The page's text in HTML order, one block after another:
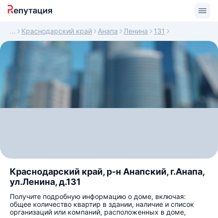
Краснодарский край Анапа Ленина 131
Краснодарский край, р-н Анапский, г.Анапа,
ул.Ленина, д.131
Получите подробную информацию о доме, включая:
общее количество квартир в здании, наличие и список
организаций или компаний, расположенных в доме,